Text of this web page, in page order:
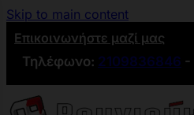
Skip to main content
Επικοινωνήστε μαζί μας
Τηλέφωνο: 2109836846 -